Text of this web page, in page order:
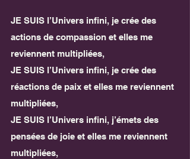
JE SUIS l’Univers infini, je crée des
actions de compassion et elles me
reviennent multipliées,
JE SUIS l’Univers infini, je crée des
réactions de paix et elles me reviennent
multipliées,
JE SUIS l’Univers infini, j’émets des
pensées de joie et elles me reviennent
multipliées,